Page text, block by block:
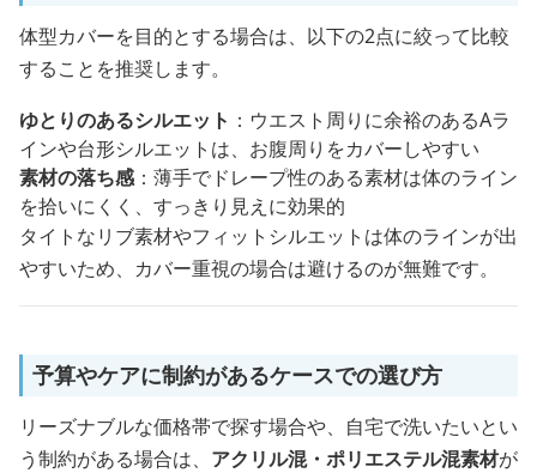
体型カバーを目的とする場合は、以下の2点に絞って比較
することを推奨します。
ゆとりのあるシルエット ：ウエスト周りに余裕のあるAラ
インや台形シルエットは、お腹周りをカバーしやすい
素材の落ち感：薄手でドレープ性のある素材は体のライン
を拾いにくく、すっきり見えに効果的
タイトなリブ素材やフィットシルエットは体のラインが出
やすいため、カバー重視の場合は避けるのが無難です。
予算やケアに制約があるケースでの選び方
リーズナブルな価格帯で探す場合や、自宅で洗いたいとい
う制約がある場合は、 アクリル混・ポリエステル混素材が